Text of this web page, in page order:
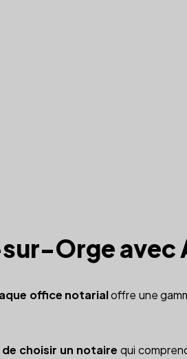
Orge avec
office notarialoffre une
choisir un notaire qui